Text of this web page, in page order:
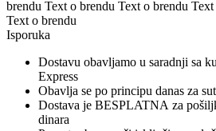
brendu Text o brendu Text o brendu
Text o brendu
Isporuka
Dostavu obavljamo u saradnji sa
Express
Obavlja se po principu danas za
Dostava je BESPLATNA za
dinara